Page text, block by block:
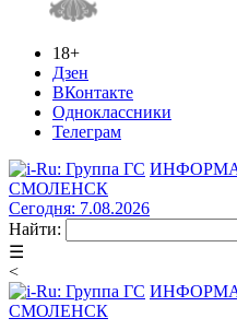
18+
Дзен
ВКонтакте
Одноклассники
Телеграм
СМОЛЕНСК
Сегодня: 7.08.2026
Найти:
☰
<
СМОЛЕНСК